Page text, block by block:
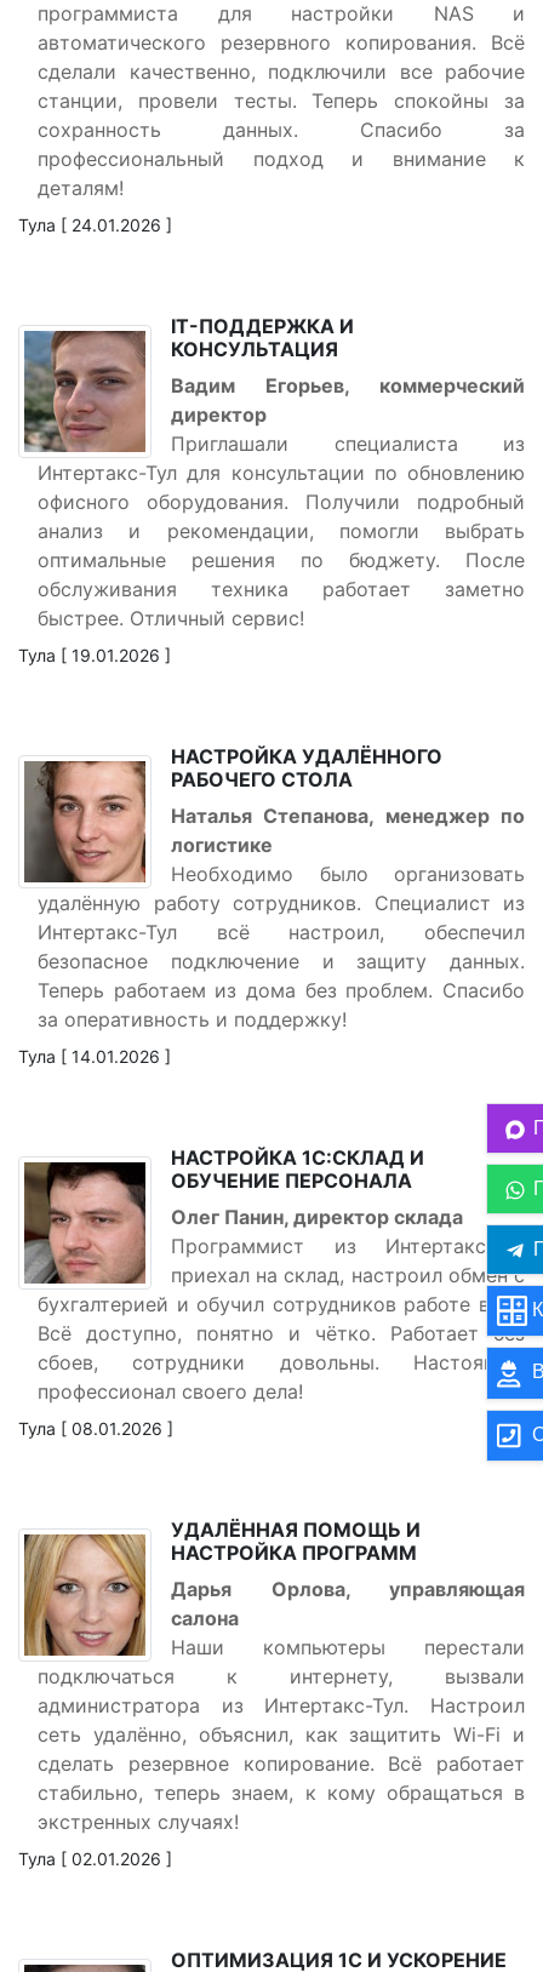
программиста для настройки NAS и
автоматического резервного копирования. Всё
сделали качественно, подключили все рабочие
станции, провели тесты. Теперь спокойны за
сохранность данных. Спасибо за
профессиональный подход и внимание к
деталям!
Тула [ 24.01.2026 ]
IT-ПОДДЕРЖКА И
КОНСУЛЬТАЦИЯ
Вадим Егорьев, коммерческий
директор
Приглашали специалиста из
Интертакс-Тул для консультации по обновлению
офисного оборудования. Получили подробный
анализ и рекомендации, помогли выбрать
оптимальные решения по бюджету. После
обслуживания техника работает заметно
быстрее. Отличный сервис!
Тула [ 19.01.2026 ]
НАСТРОЙКА УДАЛЁННОГО
РАБОЧЕГО СТОЛА
Наталья Степанова, менеджер по
логистике
Необходимо было организовать
удалённую работу сотрудников. Специалист из
Интертакс-Тул всё настроил, обеспечил
безопасное подключение и защиту данных.
Теперь работаем из дома без проблем. Спасибо
за оперативность и поддержку!
Тула [ 14.01.2026 ]
НАСТРОЙКА 1С:СКЛАД И
ОБУЧЕНИЕ ПЕРСОНАЛА
Олег Панин, директор склада
Программист из Интертакс-Тул
приехал на склад, настроил обмен с
бухгалтерией и обучил сотрудников работе в 1С.
Всё доступно, понятно и чётко. Работает без
сбоев, сотрудники довольны. Настоящий
профессионал своего дела!
Тула [ 08.01.2026 ]
УДАЛЁННАЯ ПОМОЩЬ И
НАСТРОЙКА ПРОГРАММ
Дарья Орлова, управляющая
салона
Наши компьютеры перестали
подключаться к интернету, вызвали
администратора из Интертакс-Тул. Настроил
сеть удалённо, объяснил, как защитить Wi-Fi и
сделать резервное копирование. Всё работает
стабильно, теперь знаем, к кому обращаться в
экстренных случаях!
Тула [ 02.01.2026 ]
ОПТИМИЗАЦИЯ 1С И УСКОРЕНИЕ